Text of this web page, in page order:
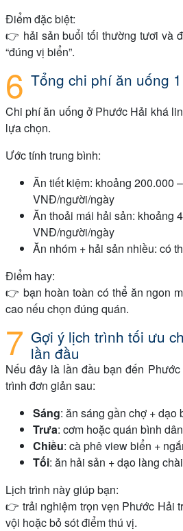
Điểm đặc biệt:
👉 hải sản buổi tối thường tươi và
“đúng vị biển”.
Tổng chi phí ăn uống
Chi phí ăn uống ở Phước Hải khá
lựa chọn.
Ước tính trung bình:
Ăn tiết kiệm: khoảng 200.000
VNĐ/người/ngày
Ăn thoải mái hải sản: khoảng
VNĐ/người/ngày
Ăn nhóm + hải sản nhiều: có
Điểm hay:
👉 bạn hoàn toàn có thể ăn ngon
cao nếu chọn đúng quán.
Gợi ý lịch trình tối ưu
lần đầu
Nếu đây là lần đầu bạn đến
trình đơn giản sau:
Sáng: ăn sáng gần chợ + dạo
Trưa: cơm hoặc quán bình
Chiều: cà phê view biển +
Tối: ăn hải sản + dạo làng chài
Lịch trình này giúp bạn:
👉 trải nghiệm trọn vẹn Phước Hải
vội hoặc bỏ sót điểm thú vị.